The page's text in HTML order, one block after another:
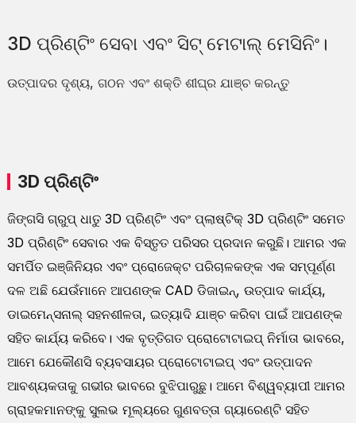
3D ପ୍ରିଣ୍ଟିଂ ସେବା ଏବଂ ସିଟ୍ ମେଟାଲ୍ ମେସିନିଂ।
ଉତ୍ପାଦର ଦୃଶ୍ୟ, ଗଠନ ଏବଂ ଶକ୍ତି ଶୀଘ୍ର ଯାଞ୍ଚ କରନ୍ତୁ
3D ପ୍ରିଣ୍ଟିଂ
ଜିଙ୍ଗସି ଗ୍ରୁପ୍ ଧାତୁ 3D ପ୍ରିଣ୍ଟିଂ ଏବଂ ପ୍ଲାଷ୍ଟିକ୍ 3D ପ୍ରିଣ୍ଟିଂ ସମେତ
3D ପ୍ରିଣ୍ଟିଂ ସେବାର ଏକ ବିସ୍ତୃତ ପରିସର ପ୍ରଦାନ କରୁଛି। ଆମର ଏକ
ସମର୍ପିତ ଇଞ୍ଜିନିୟର ଏବଂ ପ୍ରୋଜେକ୍ଟ ପରିଚାଳକଙ୍କ ଏକ ସମ୍ପୂର୍ଣ୍ଣ
ଦଳ ଅଛି ଯେଉଁମାନେ ଆପଣଙ୍କ CAD ଡିଜାଇନ୍, ଉତ୍ପାଦ କାର୍ଯ୍ୟ,
ଡାଇମେନ୍ସନାଲ୍ ସହନଶୀଳତା, ଇତ୍ୟାଦି ଯାଞ୍ଚ କରିବା ପାଇଁ ଆପଣଙ୍କ
ସହିତ କାର୍ଯ୍ୟ କରିବେ। ଏକ ବୃତ୍ତିଗତ ପ୍ରୋଟୋଟାଇପ୍ ନିର୍ମାତା ଭାବରେ,
ଆମେ ଯେକୌଣସି ବ୍ୟବସାୟର ପ୍ରୋଟୋଟାଇପ୍ ଏବଂ ଉତ୍ପାଦନ
ଆବଶ୍ୟକତାକୁ ଗଭୀର ଭାବରେ ବୁଝିପାରୁଛୁ। ଆମେ ବିଶ୍ୱବ୍ୟାପୀ ଆମର
ଗ୍ରାହକମାନଙ୍କୁ ସୁଲଭ ମୂଲ୍ୟରେ ଗୁଣବତ୍ତା ଗ୍ୟାରେଣ୍ଟି ସହିତ